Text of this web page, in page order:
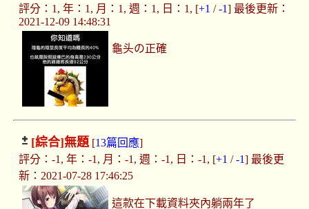
評分：1, 年：1, 月：1, 週：1, 日：1, [+1 /-1] 最後更新：
2021-12-09 14:48:31
龜头の正確
[綜合]無題[13篇回應]
評分：-1, 年：-1, 月：-1, 週：-1, 日：-1, [+1 /-1] 最後更
新：2021-07-28 17:46:25
這款在下載資料夾內躺兩年了